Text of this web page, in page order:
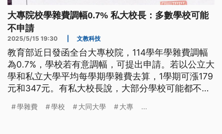
大專院校學雜費調幅0.7% 私大校長：多數學校可能
不申請
2025/5/15 19:30 文教科技
教育部近日發函全台大專校院，114學年學雜費調幅
為0.7%，學校若有意調幅，可提出申請。若以公立大
學和私立大學平均每學期學雜費去算，1學期可漲179
元和347元。有私大校長說，大部分學校可能都不會
學雜費 學校 大同大學 大專 ...